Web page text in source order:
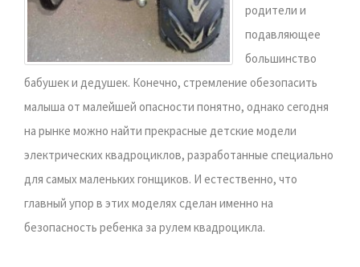
родители и
подавляющее
большинство
бабушек и дедушек. Конечно, стремление обезопасить
малыша от малейшей опасности понятно, однако сегодня
на рынке можно найти прекрасные детские модели
электрических квадроциклов, разработанные специально
для самых маленьких гонщиков. И естественно, что
главный упор в этих моделях сделан именно на
безопасность ребенка за рулем квадроцикла.